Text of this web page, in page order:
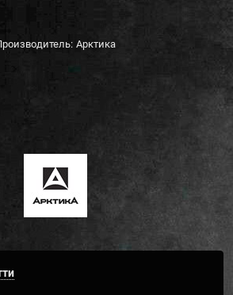
Арктика